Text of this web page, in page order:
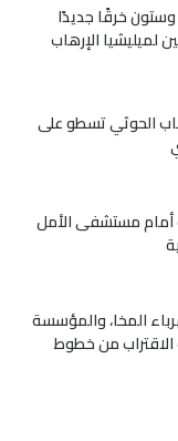
وستون خرقًا جديدًا
لميليشيا الإرهاب
الحوثي تسطو على
أمام مستشفى الأمل
المخا، والمؤسسة
الاقتراب من خطوط